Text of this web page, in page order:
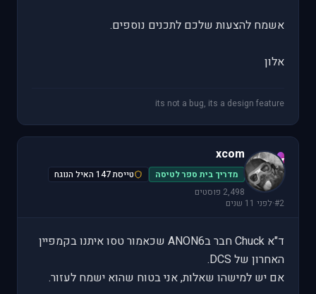
אשמח להצעות שלכם לתכנים נוספים.
אלון
its not a bug, its a design feature
x
xcom
מדריך בית ספר לטיסה
טייסת 147 האיל הנוגח
2,498 פוסטים
#2
·לפני 11 שנים
ד"א Chuck חבר בANON6 שכאמור טסו איתנו בקמפיין
האחרון של DCS.
אם יש למישהו שאלות, אני בטוח שהוא ישמח לעזור.